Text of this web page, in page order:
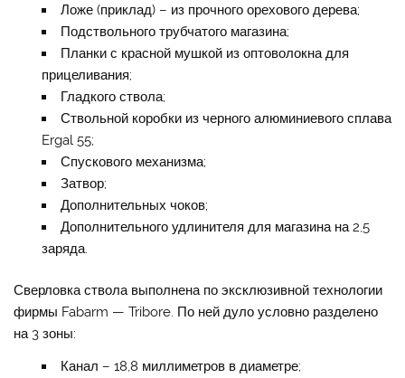
Ложе (приклад) – из прочного орехового дерева;
Подствольного трубчатого магазина;
Планки с красной мушкой из оптоволокна для
прицеливания;
Гладкого ствола;
Ствольной коробки из черного алюминиевого сплава
Ergal 55;
Спускового механизма;
Затвор;
Дополнительных чоков;
Дополнительного удлинителя для магазина на 2,5
заряда.
Сверловка ствола выполнена по эксклюзивной технологии
фирмы Fabarm — Tribore. По ней дуло условно разделено
на 3 зоны:
Канал – 18,8 миллиметров в диаметре;